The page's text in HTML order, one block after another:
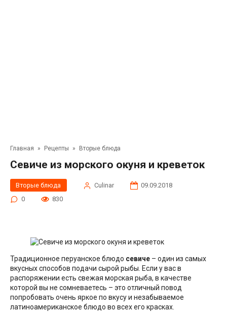
Главная » Рецепты » Вторые блюда
Севиче из морского окуня и креветок
Вторые блюда Сulinar
09.09.2018
0
830
Традиционное перуанское блюдо севиче – один из самых
вкусных способов подачи сырой рыбы. Если у вас в
распоряжении есть свежая морская рыба, в качестве
которой вы не сомневаетесь – это отличный повод
попробовать очень яркое по вкусу и незабываемое
латиноамериканское блюдо во всех его красках.